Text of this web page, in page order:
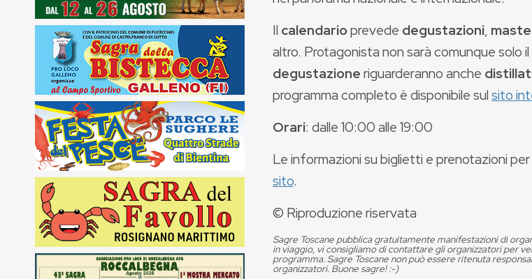
Il calendarioprevede degustazioni,
altro. Protagonista non sarà comunque solo il
degustazioneriguarderanno anche
programma completo è disponibile sulsito
Orari: dalle 10:00 alle 19:00
Le informazioni su biglietti e prenotazioni
sito.
© Riproduzione riservata
Sagre Toscane pubblica gratuitamente manifestazioni di
in viaggio, vi consigliamo di contattare gli organizzatori per
programma. Sagre Toscane non può essere ritenuta
organizzatori. Buone sagre! :-)